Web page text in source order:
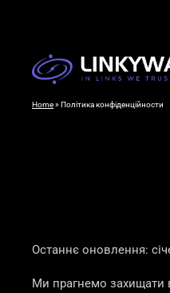
Home»Політика конфіденційности
Останнє оновлення:
Ми прагнемо захищати